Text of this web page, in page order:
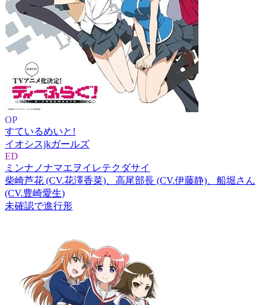
OP
すているめいと!
イオシスjkガールズ
ED
ミンナノナマエヲイレテクダサイ
柴崎芦花 (CV.花澤香菜)、高尾部長 (CV.伊藤静)、船堀さん
(CV.豊崎愛生)
未確認で進行形